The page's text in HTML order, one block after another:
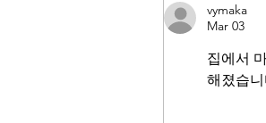
vymaka
Mar 03
집에서
해졌습